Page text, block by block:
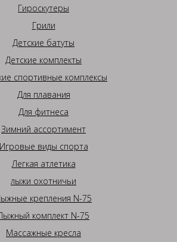
Гироскутеры
Грили
Детские батуты
Детские комплекты
спортивные комплексы
Для плавания
Для фитнеса
Зимний ассортимент
Игровые виды спорта
Легкая атлетика
лыжи охотничьи
крепления N-75
комплект N-75
Массажные кресла